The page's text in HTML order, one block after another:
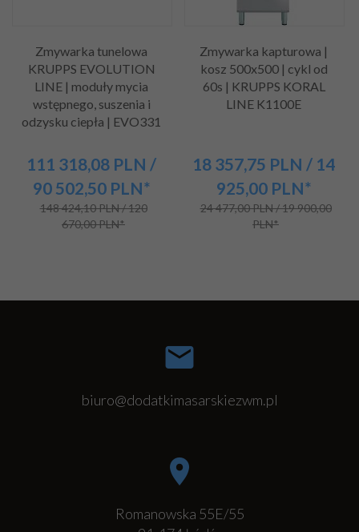
Zmywarka tunelowa
KRUPPS EVOLUTION
LINE | moduły mycia
wstępnego, suszenia i
odzysku ciepła | EVO331
111 318,08 PLN /
90 502,50 PLN*
148 424,10 PLN / 120
670,00 PLN*
Zmywarka kapturowa |
kosz 500x500 | cykl od
60s | KRUPPS KORAL
LINE K1100E
18 357,75 PLN / 14
925,00 PLN*
24 477,00 PLN / 19 900,00
PLN*
biuro@dodatkimasarskiezwm.pl
Romanowska 55E/55